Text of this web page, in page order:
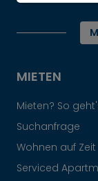
MIETEN
Mieten? So
Suchanfrage
Wohnen auf Zeit
Serviced